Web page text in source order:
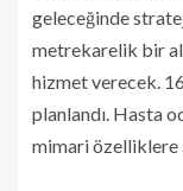
geleceğinde
metrekarelik bir
hizmet verecek.
planlandı. Hasta
mimari özelliklere